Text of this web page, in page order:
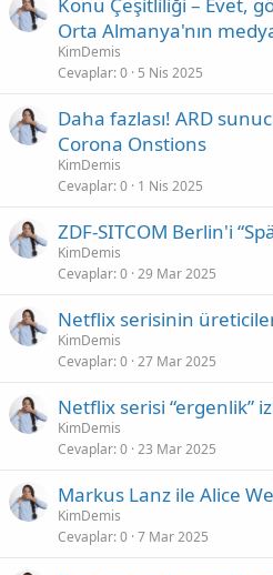
Orta Almanya'nın
KimDemis
Cevaplar 0 5 Nis 2025
Daha fazlası! ARD
Corona Onstions
KimDemis
Cevaplar 0 1 Nis 2025
ZDF-SITCOM Berlin'i
KimDemis
Cevaplar 0 29 Mar 2025
Netflix serisinin
KimDemis
Cevaplar 0 27 Mar 2025
Netflix serisi “ergenlik”
KimDemis
Cevaplar 0 23 Mar 2025
Markus Lanz ile Alice
KimDemis
Cevaplar 0 7 Mar 2025